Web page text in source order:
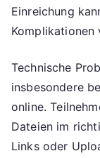
Einreichung
Komplikationen
Technische
insbesondere
online.
Dateien im
Links oder